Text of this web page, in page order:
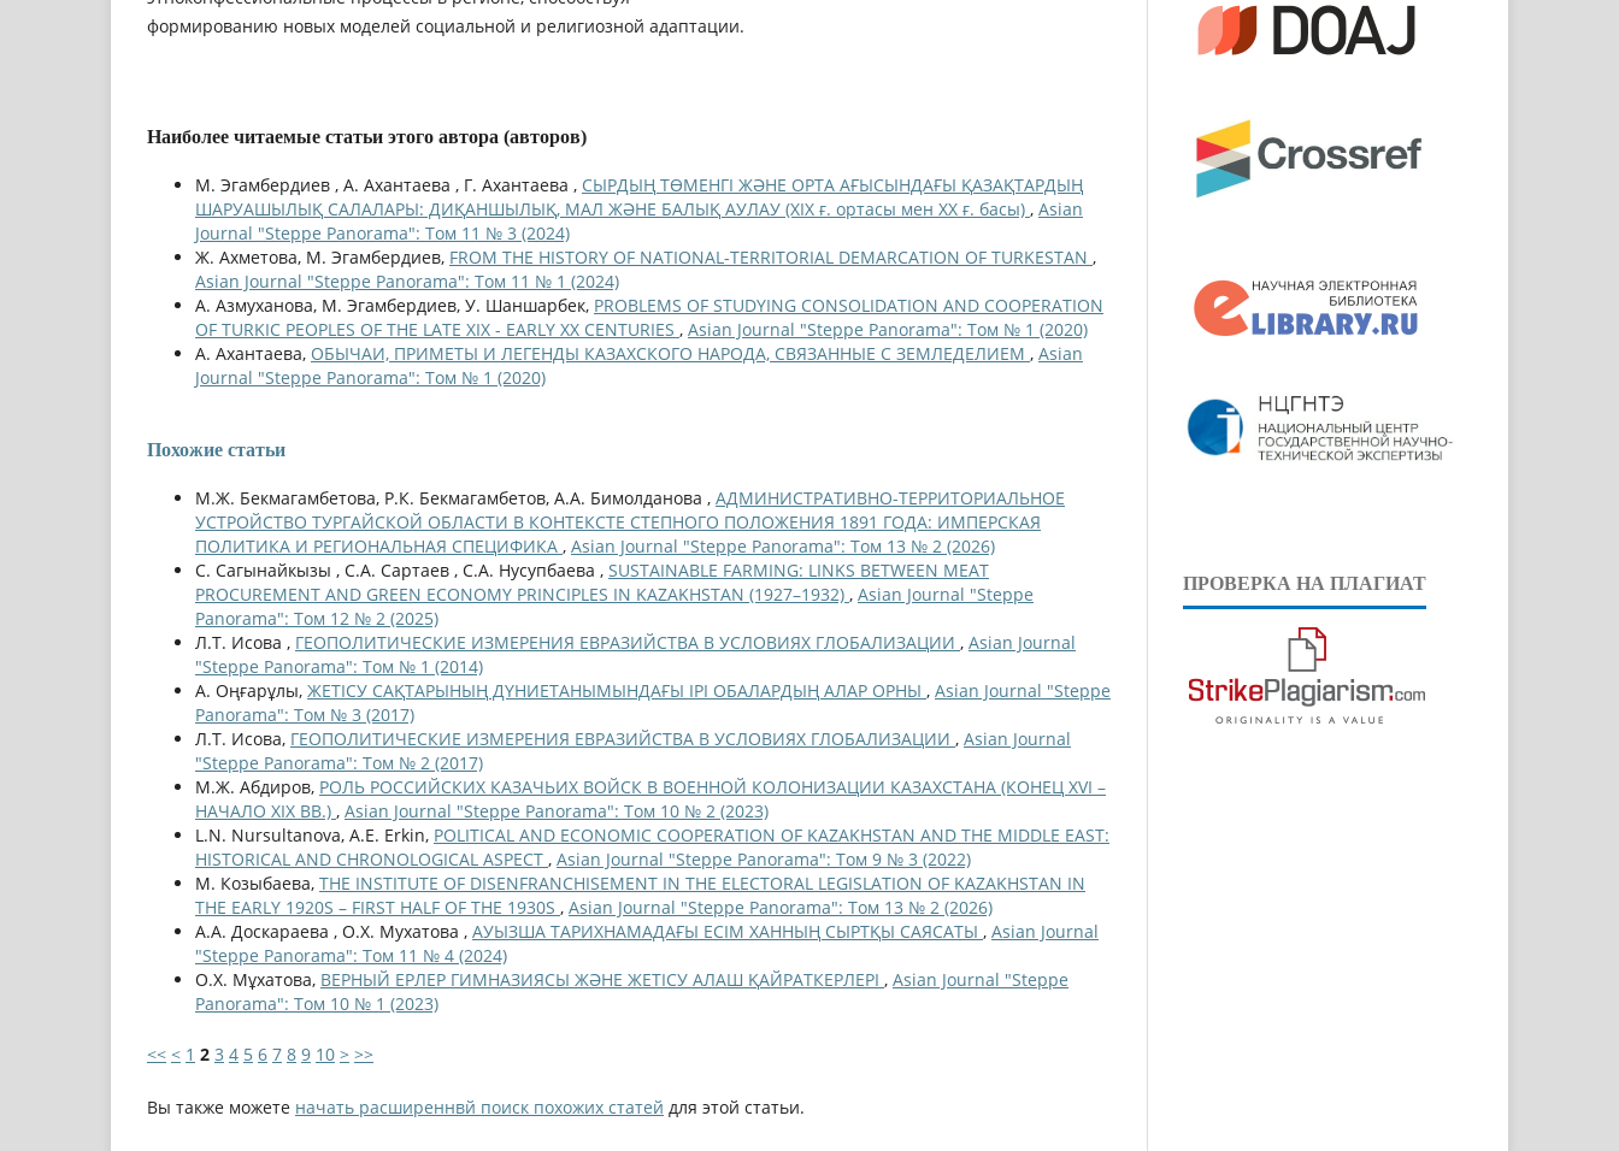
формированию новых моделей социальной и религиозной адаптации.
Наиболее читаемые статьи этого автора (авторов)
М. Эгамбердиев , А. Ахантаева , Г. Ахантаева , СЫРДЫҢ ТӨМЕНГІ ЖӘНЕ ОРТА АҒЫСЫНДАҒЫ ҚАЗАҚТАРДЫҢ
ШАРУАШЫЛЫҚ САЛАЛАРЫ: ДИҚАНШЫЛЫҚ, МАЛ ЖӘНЕ БАЛЫҚ АУЛАУ (ХIХ ғ. ортасы мен ХХ ғ. басы) , Asian
Journal "Steppe Panorama": Том 11 № 3 (2024)
Ж. Ахметова, М. Эгамбердиев, FROM THE HISTORY OF NATIONAL-TERRITORIAL DEMARCATION OF TURKESTAN ,
Asian Journal "Steppe Panorama": Том 11 № 1 (2024)
А. Азмуханова, М. Эгамбердиев, У. Шаншарбек, PROBLEMS OF STUDYING CONSOLIDATION AND COOPERATION
OF TURKIC PEOPLES OF THE LATE XIX - EARLY XX CENTURIES , Asian Journal "Steppe Panorama": Том № 1 (2020)
А. Ахантаева, ОБЫЧАИ, ПРИМЕТЫ И ЛЕГЕНДЫ КАЗАХСКОГО НАРОДА, СВЯЗАННЫЕ С ЗЕМЛЕДЕЛИЕМ , Asian
Journal "Steppe Panorama": Том № 1 (2020)
Похожие статьи
М.Ж. Бекмагамбетова, Р.К. Бекмагамбетов, А.А. Бимолданова , АДМИНИСТРАТИВНО-ТЕРРИТОРИАЛЬНОЕ
УСТРОЙСТВО ТУРГАЙСКОЙ ОБЛАСТИ В КОНТЕКСТЕ СТЕПНОГО ПОЛОЖЕНИЯ 1891 ГОДА: ИМПЕРСКАЯ
ПОЛИТИКА И РЕГИОНАЛЬНАЯ СПЕЦИФИКА , Asian Journal "Steppe Panorama": Том 13 № 2 (2026)
С. Сагынайкызы , С.A. Сартаев , С.A. Нусупбаева , SUSTAINABLE FARMING: LINKS BETWEEN MEAT
PROCUREMENT AND GREEN ECONOMY PRINCIPLES IN KAZAKHSTAN (1927–1932) , Asian Journal "Steppe
Panorama": Том 12 № 2 (2025)
Л.Т. Исова , ГЕОПОЛИТИЧЕСКИЕ ИЗМЕРЕНИЯ ЕВРАЗИЙСТВА В УСЛОВИЯХ ГЛОБАЛИЗАЦИИ , Asian Journal
"Steppe Panorama": Том № 1 (2014)
А. Оңғарұлы, ЖЕТІСУ САҚТАРЫНЫҢ ДҮНИЕТАНЫМЫНДАҒЫ ІРІ ОБАЛАРДЫҢ АЛАР ОРНЫ , Asian Journal "Steppe
Panorama": Том № 3 (2017)
Л.Т. Исова, ГЕОПОЛИТИЧЕСКИЕ ИЗМЕРЕНИЯ ЕВРАЗИЙСТВА В УСЛОВИЯХ ГЛОБАЛИЗАЦИИ , Asian Journal
"Steppe Panorama": Том № 2 (2017)
М.Ж. Абдиров, РОЛЬ РОССИЙСКИХ КАЗАЧЬИХ ВОЙСК В ВОЕННОЙ КОЛОНИЗАЦИИ КАЗАХСТАНА (КОНЕЦ XVI –
НАЧАЛО XIX ВВ.) , Asian Journal "Steppe Panorama": Том 10 № 2 (2023)
L.N. Nursultanova, A.E. Erkin, POLITICAL AND ECONOMIC COOPERATION OF KAZAKHSTAN AND THE MIDDLE EAST:
HISTORICAL AND CHRONOLOGICAL ASPECT , Asian Journal "Steppe Panorama": Том 9 № 3 (2022)
М. Козыбаева, THE INSTITUTE OF DISENFRANCHISEMENT IN THE ELECTORAL LEGISLATION OF KAZAKHSTAN IN
THE EARLY 1920S – FIRST HALF OF THE 1930S , Asian Journal "Steppe Panorama": Том 13 № 2 (2026)
А.А. Доскараева , О.Х. Мухатова , АУЫЗША ТАРИХНАМАДАҒЫ ЕСІМ ХАННЫҢ СЫРТҚЫ САЯСАТЫ , Asian Journal
"Steppe Panorama": Том 11 № 4 (2024)
О.Х. Мұхатова, ВЕРНЫЙ ЕРЛЕР ГИМНАЗИЯСЫ ЖӘНЕ ЖЕТІСУ АЛАШ ҚАЙРАТКЕРЛЕРІ , Asian Journal "Steppe
Panorama": Том 10 № 1 (2023)
<< < 1 2 3 4 5 6 7 8 9 10 > >>
Вы также можете начать расширеннвй поиск похожих статей для этой статьи.
ПРОВЕРКА НА ПЛАГИАТ